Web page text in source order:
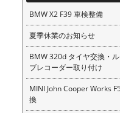
BMW X2 F39 車検整備
夏季休業のお知らせ
BMW 320d タイヤ交換・
ブレコーダー取り付け
MINI John Cooper Works
換